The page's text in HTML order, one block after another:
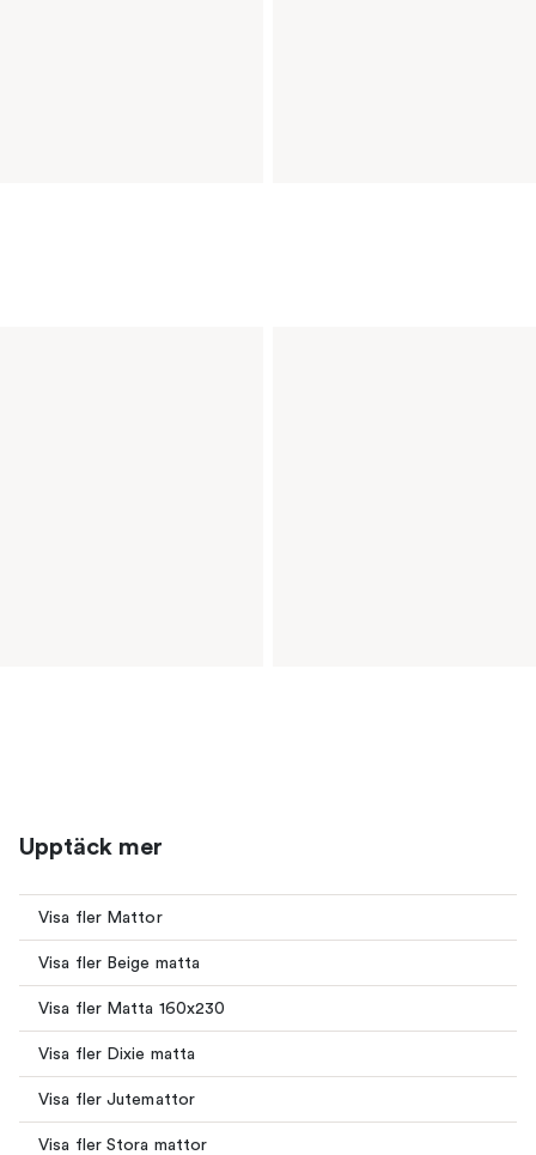
Upptäck mer
Visa fler Mattor
Visa fler Beige matta
Visa fler Matta 160x230
Visa fler Dixie matta
Visa fler Jutemattor
Visa fler Stora mattor